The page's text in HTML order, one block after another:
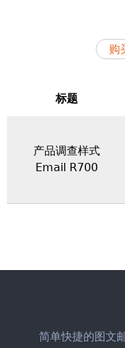
购
标题
产品调查样式
Email R700
简单快捷的图文